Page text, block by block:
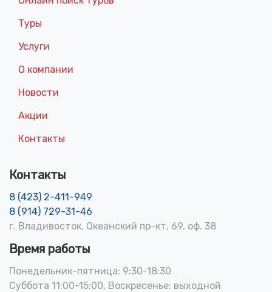
Туры
Услуги
О компании
Новости
Акции
Контакты
Контакты
8 (423) 2-411-949
8 (914) 729-31-46
г. Владивосток, Океанский пр-кт, 69, оф. 38
Время работы
Понедельник-пятница: 9:30-18:30
Суббота 11:00-15:00, Воскресенье: выходной